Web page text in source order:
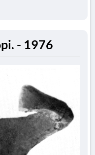
- 1976